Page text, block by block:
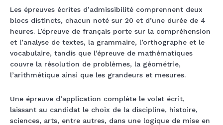
Les épreuves écrites d’admissibilité comprennent deux
blocs distincts, chacun noté sur 20 et d’une durée de 4
heures. L’épreuve de français porte sur la compréhension
et l’analyse de textes, la grammaire, l’orthographe et le
vocabulaire, tandis que l’épreuve de mathématiques
couvre la résolution de problèmes, la géométrie,
l’arithmétique ainsi que les grandeurs et mesures.
Une épreuve d’application complète le volet écrit,
laissant au candidat le choix de la discipline, histoire,
sciences, arts, entre autres, dans une logique de mise en